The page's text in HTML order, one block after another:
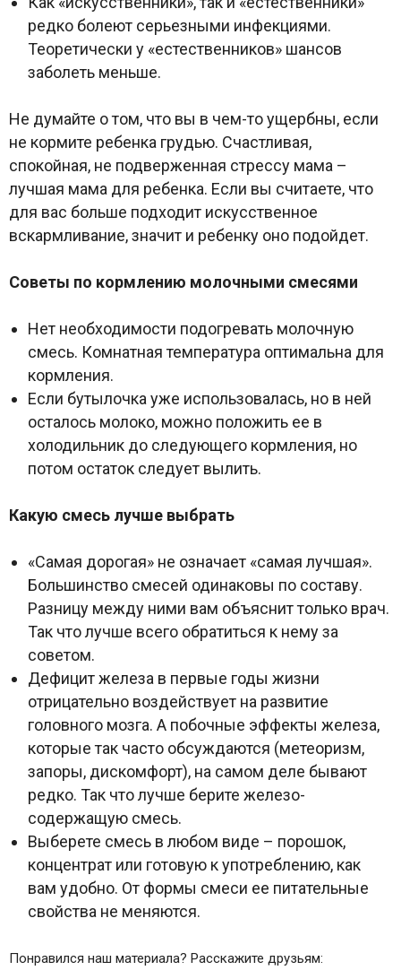
редко болеют серьезными инфекциями.
Теоретически у «естественников» шансов
заболеть меньше.
Не думайте о том, что вы в чем-то ущербны, если
не кормите ребенка грудью. Счастливая,
спокойная, не подверженная стрессу мама –
лучшая мама для ребенка. Если вы считаете, что
для вас больше подходит искусственное
вскармливание, значит и ребенку оно подойдет.
Советы по кормлению молочными смесями
Нет необходимости подогревать молочную
смесь. Комнатная температура оптимальна для
кормления.
Если бутылочка уже использовалась, но в ней
осталось молоко, можно положить ее в
холодильник до следующего кормления, но
потом остаток следует вылить.
Какую смесь лучше выбрать
«Самая дорогая» не означает «самая лучшая».
Большинство смесей одинаковы по составу.
Разницу между ними вам объяснит только врач.
Так что лучше всего обратиться к нему за
советом.
Дефицит железа в первые годы жизни
отрицательно воздействует на развитие
головного мозга. А побочные эффекты железа,
которые так часто обсуждаются (метеоризм,
запоры, дискомфорт), на самом деле бывают
редко. Так что лучше берите железо-
содержащую смесь.
Выберете смесь в любом виде – порошок,
концентрат или готовую к употреблению, как
вам удобно. От формы смеси ее питательные
свойства не меняются.
Понравился наш материала? Расскажите друзьям: